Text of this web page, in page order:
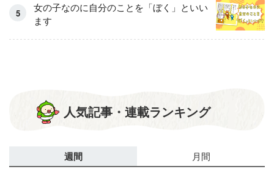
女の子なのに自分のことを「ぼく」といい
ます
人気記事・連載ランキング
週間 月間